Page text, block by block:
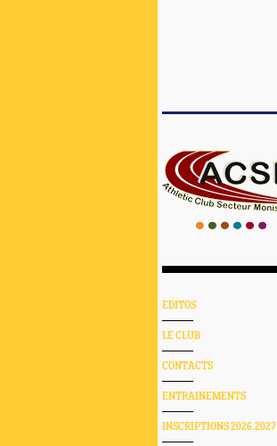
EDITOS
LE CLUB
CONTACTS
ENTRAINEMENTS
INSCRIPTIONS 2026.2027